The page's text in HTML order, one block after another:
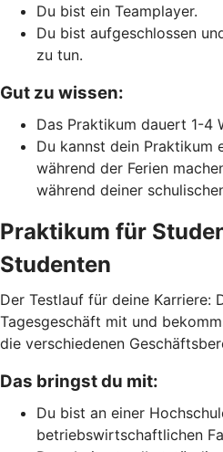
Du bist ein Teamplayer.
Du bist aufgeschlossen
zu tun.
Gut zu wissen:
Das Praktikum dauert 1-4
Du kannst dein Praktikum
während der Ferien
während deiner
Praktikum für
Studenten
Der Testlauf für deine Karriere:
Tagesgeschäft mit und
die verschiedenen
Das bringst du mit:
Du bist an einer
betriebswirtschaftlichen